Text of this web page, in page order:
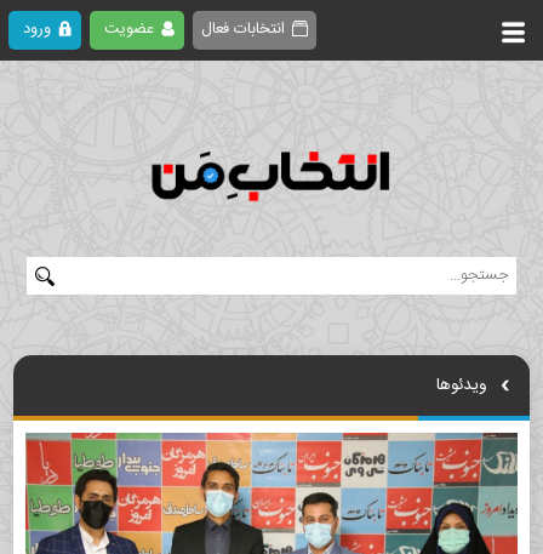
ورود عضویت انتخابات فعال
ویدئوها